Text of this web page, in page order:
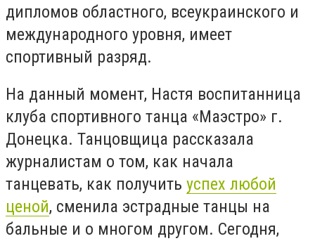
дипломов областного, всеукраинского и
международного уровня, имеет
спортивный разряд.
На данный момент, Настя воспитанница
клуба спортивного танца «Маэстро» г.
Донецка. Танцовщица рассказала
журналистам о том, как начала
танцевать, как получить успех любой
ценой, сменила эстрадные танцы на
бальные и о многом другом. Сегодня,